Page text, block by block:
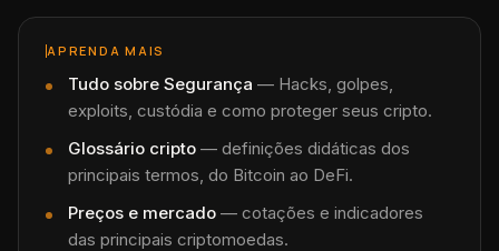
APRENDA MAIS
Tudo sobre Segurança — Hacks, golpes,
exploits, custódia e como proteger seus cripto.
Glossário cripto — definições didáticas dos
principais termos, do Bitcoin ao DeFi.
Preços e mercado — cotações e indicadores
das principais criptomoedas.